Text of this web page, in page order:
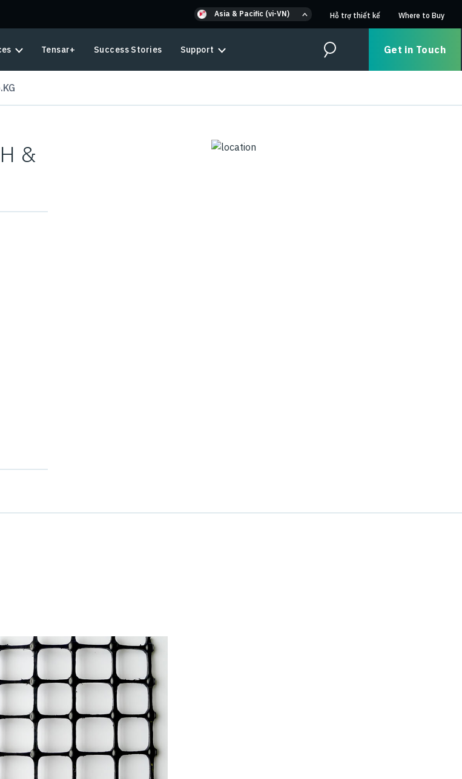
Asia & Pacific (vi-VN) Hỗ trợ thiết kế Where to Buy
Tensar+ Success Stories Support Search Get in Touch
&